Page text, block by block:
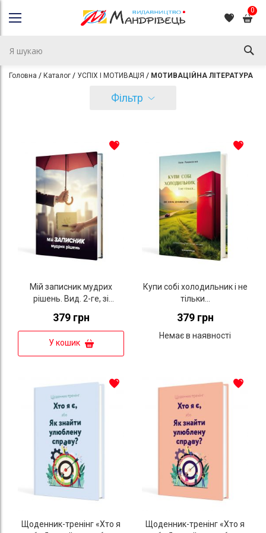
0
Головна Каталог УСПІХ І МОТИВАЦІЯ МОТИВАЦІЙНА ЛІТЕРАТУРА
Фільтр
Мій записник мудрих
рішень. Вид. 2-ге, зі
379 грн
У кошик
Купи собі холодильник і не
тільки...
379 грн
Немає в наявності
Щоденник-тренінг «Хто я
Щоденник-тренінг «Хто я